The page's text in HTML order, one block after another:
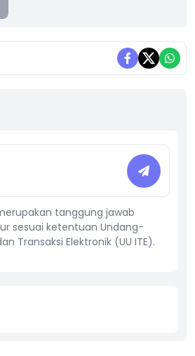
tanggung jawab
sesuai ketentuan Undang-
Transaksi Elektronik (UU ITE).